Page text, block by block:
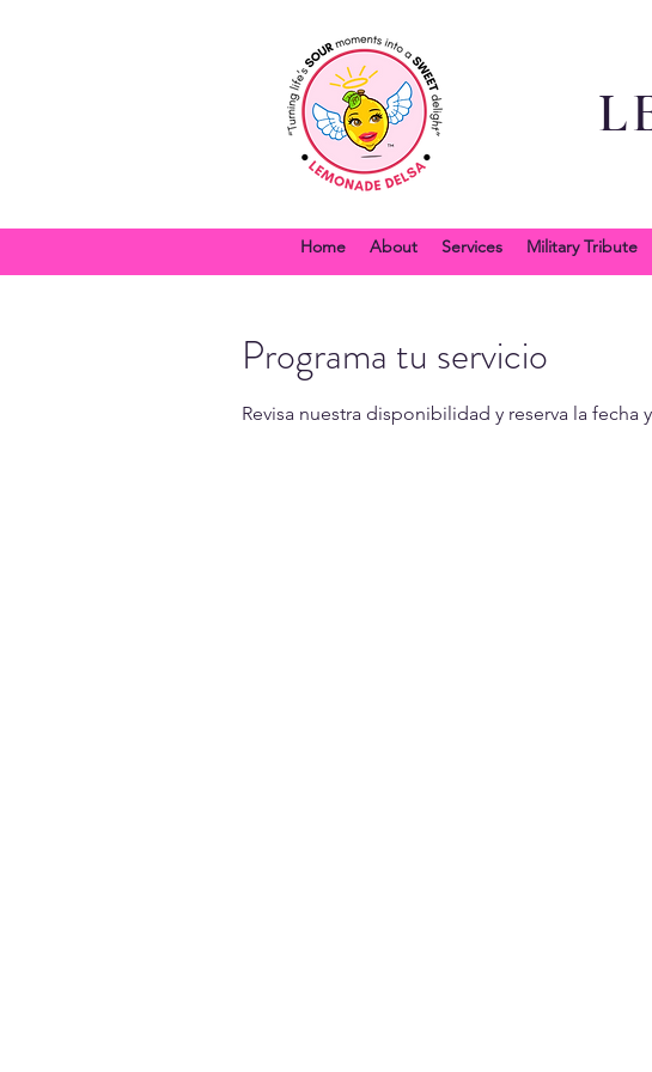
Home About Services Military Tribute
Programa tu servicio
Revisa nuestra disponibilidad y reserva la fecha